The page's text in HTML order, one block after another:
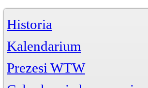
Historia
Kalendarium
Prezesi WTW